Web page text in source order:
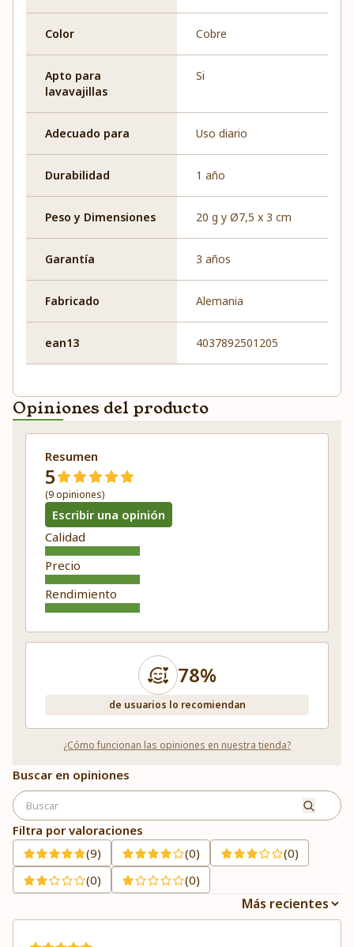
Color Cobre
Apto para
lavavajillas
Si
Adecuado para Uso diario
Durabilidad 1 año
Peso y Dimensiones 20 g y Ø7,5 x 3 cm
Garantía 3 años
Fabricado Alemania
ean13 4037892501205
Opiniones del producto
Resumen
5
(9 opiniones)
Escribir una opinión
Calidad
Precio
Rendimiento
78%
de usuarios lo recomiendan
¿Cómo funcionan las opiniones en nuestra tienda?
Buscar en opiniones
Filtra por valoraciones
(9)
(0)
(0)
(0)
(0)